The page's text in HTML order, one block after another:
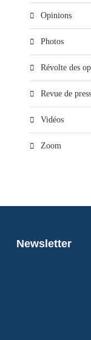
Opinions
Photos
Révolte des
Revue de
Vidéos
Zoom
Newsletter